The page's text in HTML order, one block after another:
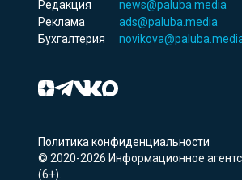
Редакция news@paluba.media
Реклама
ads@paluba.media
Бухгалтерия
Политика конфиденциальности
© 2020-2026 Информационное
(6+).